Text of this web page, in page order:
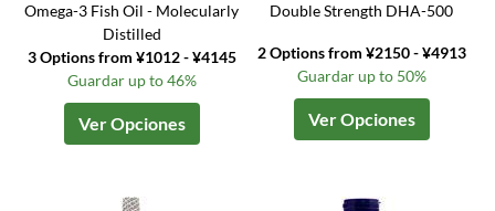
Omega-3 Fish Oil - Molecularly
Distilled
3 Options from ¥1012 - ¥4145
Guardar up to 46%
Ver Opciones
Double Strength DHA-500
2 Options from ¥2150 - ¥4913
Guardar up to 50%
Ver Opciones